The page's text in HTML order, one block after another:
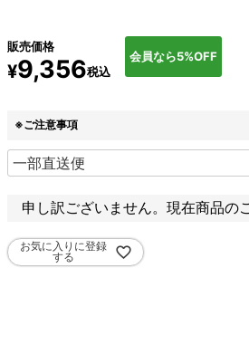
販売価格
¥9,356税込
会員なら5%OFF
※ご注意事項
申し訳ございません。現在商品の
お気に入りに登録
する